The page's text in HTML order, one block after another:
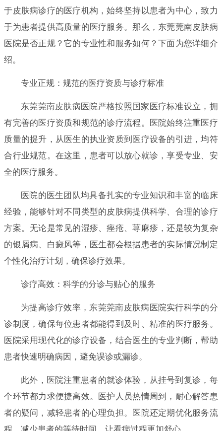
于皮肤病诊疗的医疗机构，始终坚持以患者为中心，致力
于为患者提供高质量的医疗服务。那么，东莞莞南皮肤病
医院是否正规？它的专业性和服务如何？下面为您详细介
绍。
专业正规：规范的医疗资质与诊疗标准
东莞莞南皮肤病医院严格按照国家医疗标准设立，拥
有完善的医疗资质和规范的诊疗流程。医院始终注重医疗
质量的提升，从医生的执业资质到医疗设备的引进，均符
合行业规范。在这里，患者可以放心就诊，享受专业、安
全的医疗服务。
医院的医生团队均具备扎实的专业知识和丰富的临床
经验，能够针对不同类型的皮肤病提供科学、合理的诊疗
方案。无论是常见的湿疹、痤疮、荨麻疹，还是较为复杂
的银屑病、白癜风等，医生都会根据患者的实际情况制定
个性化治疗计划，确保诊疗效果。
诊疗高效：科学的分诊与贴心的服务
为提高诊疗效率，东莞莞南皮肤病医院实行科学的分
诊制度，确保每位患者都能得到及时、精准的医疗服务。
医院采用现代化的诊疗设备，结合医生的专业判断，帮助
患者快速明确病因，避免误诊或漏诊。
此外，医院注重患者的就诊体验，从挂号到复诊，每
个环节都力求便捷高效。医护人员热情周到，耐心解答患
者的疑问，减轻患者的心理负担。医院还定期优化服务流
程，减少患者的等待时间，让看病过程更加舒心。